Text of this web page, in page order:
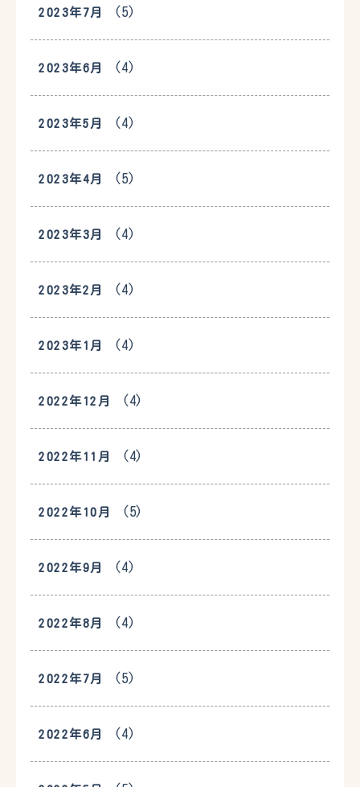
2023年7月 (5)
2023年6月 (4)
2023年5月 (4)
2023年4月 (5)
2023年3月 (4)
2023年2月 (4)
2023年1月 (4)
2022年12月 (4)
2022年11月 (4)
2022年10月 (5)
2022年9月 (4)
2022年8月 (4)
2022年7月 (5)
2022年6月 (4)